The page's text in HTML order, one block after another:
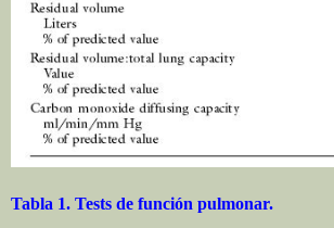
Tabla 1. Tests de función pulmonar.